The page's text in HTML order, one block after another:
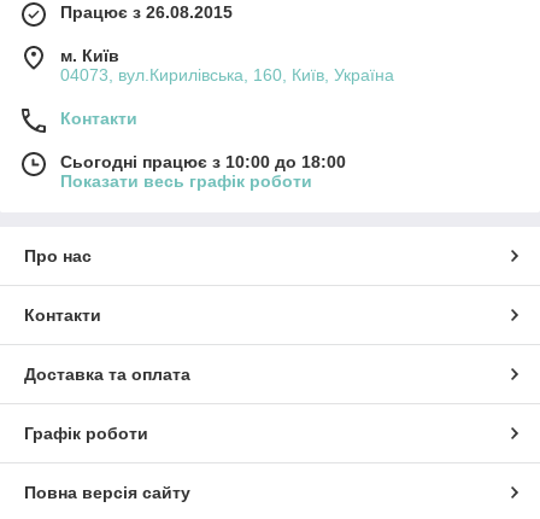
Працює з 26.08.2015
м. Київ
04073, вул.Кирилівська, 160, Київ, Україна
Контакти
Сьогодні працює з 10:00 до 18:00
Показати весь графік роботи
Про нас
Контакти
Доставка та оплата
Графік роботи
Повна версія сайту